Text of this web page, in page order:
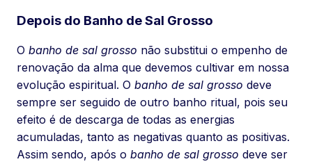
Depois do Banho de Sal Grosso
O banho de sal grosso não substitui o empenho de
renovação da alma que devemos cultivar em nossa
evolução espiritual. O banho de sal grosso deve
sempre ser seguido de outro banho ritual, pois seu
efeito é de descarga de todas as energias
acumuladas, tanto as negativas quanto as positivas.
Assim sendo, após o banho de sal grosso deve ser